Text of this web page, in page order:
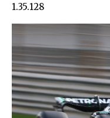
1.35.128